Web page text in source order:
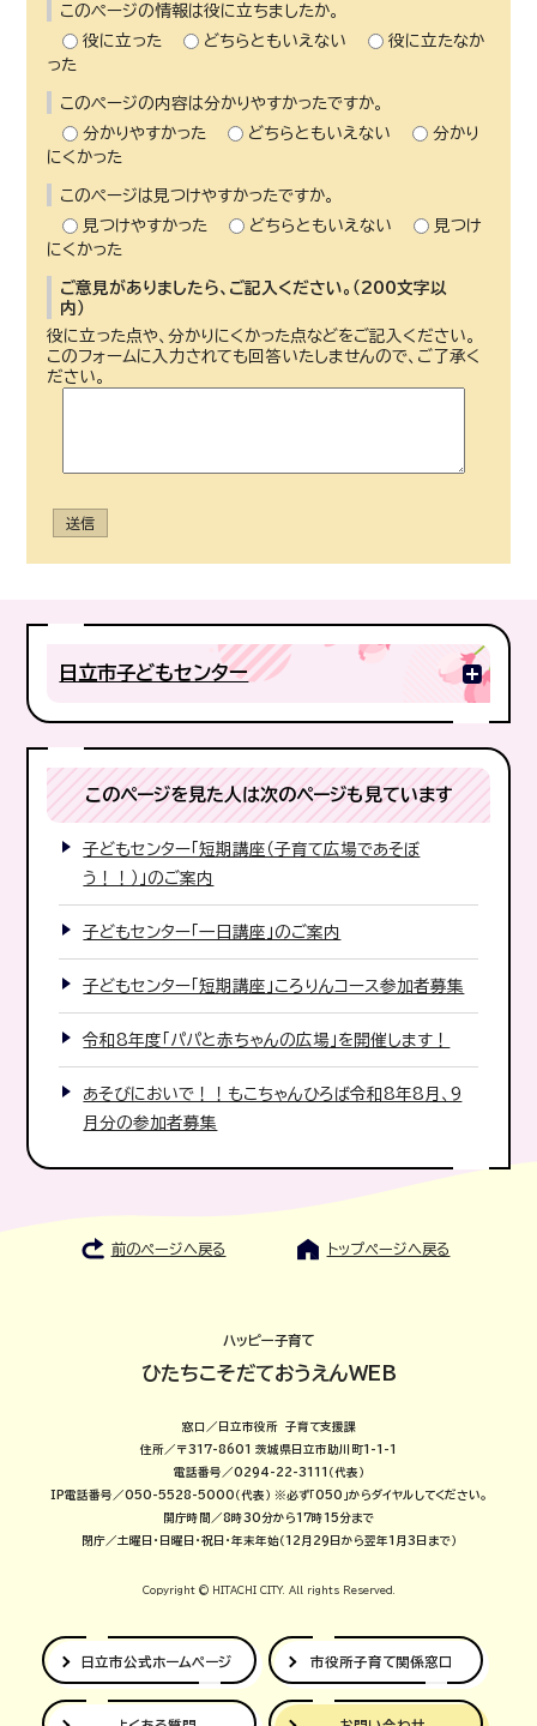
このページの情報は役に立ちましたか。
役に立った
どちらともいえない
役に立たなか
った
このページの内容は分かりやすかったですか。
分かりやすかった
どちらともいえない
分かり
にくかった
このページは見つけやすかったですか。
見つけやすかった
どちらともいえない
見つけ
にくかった
ご意見がありましたら、ご記入ください。（200文字以
内）
役に立った点や、分かりにくかった点などをご記入ください。
このフォームに入力されても回答いたしませんので、ご了承く
ださい。
送信
日立市子どもセンター
このページを見た人は次のページも見ています
子どもセンター「短期講座（子育て広場であそぼ
う！！）」のご案内
子どもセンター「一日講座」のご案内
子どもセンター「短期講座」ころりんコース参加者募集
令和8年度「パパと赤ちゃんの広場」を開催します！
あそびにおいで！！もこちゃんひろば令和8年8月、9
月分の参加者募集
前のページへ戻る トップページへ戻る
ハッピー子育て
ひたちこそだておうえんWEB
窓口／日立市役所 子育て支援課
住所／〒317-8601 茨城県日立市助川町1-1-1
電話番号／0294-22-3111（代表）
IP電話番号／050-5528-5000（代表） ※必ず「050」からダイヤルしてください。
開庁時間／8時30分から17時15分まで
閉庁／土曜日・日曜日・祝日・年末年始（12月29日から翌年1月3日まで）
Copyright © HITACHI CITY. All rights Reserved.
日立市公式ホームページ 市役所子育て関係窓口